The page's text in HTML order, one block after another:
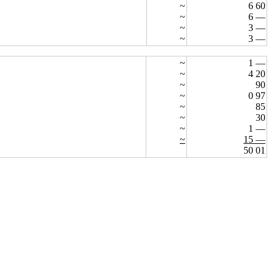
~
~
~
~
6 60
6 ––
3 ––
3 ––
~
~
~
~
~
~
~
~
1 ––
4 20
90
0 97
85
30
1 ––
15 ––
50 01